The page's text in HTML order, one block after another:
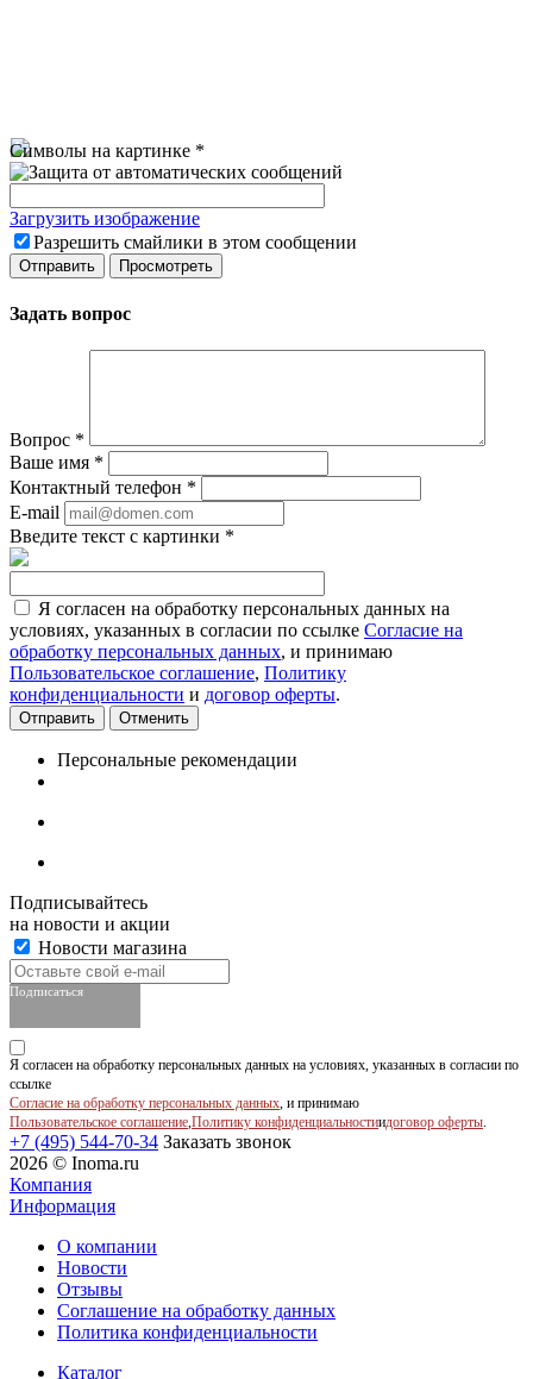
Символы на картинке *
Загрузить изображение
Разрешить смайлики в этом сообщении
Задать вопрос
Вопрос *
Ваше имя *
Контактный телефон *
E-mail
Введите текст с картинки *
Я согласен на обработку персональных данных на
условиях, указанных в согласии по ссылке Согласие на
обработку персональных данных, и принимаю
Пользовательское соглашение, Политику
конфиденциальности и договор оферты.
Отменить
Персональные рекомендации
Подписывайтесь
на новости и акции
Новости магазина
Подписаться
Я согласен на обработку персональных данных на условиях, указанных в согласии по
ссылке
Согласие на обработку персональных данных, и принимаю
Пользовательское соглашение,Политику конфиденциальностиидоговор оферты.
+7 (495) 544-70-34 Заказать звонок
2026 © Inoma.ru
Компания
Информация
О компании
Новости
Отзывы
Соглашение на обработку данных
Политика конфиденциальности
Каталог